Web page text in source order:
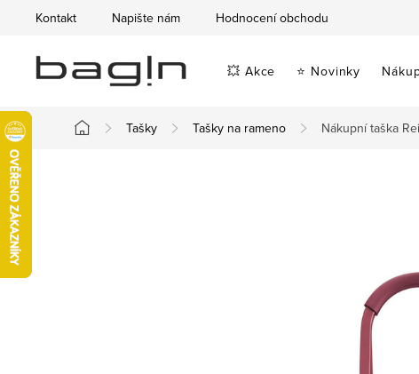
obsah
Kontakt Napište nám Hodnocení obchodu
💥 Akce ⭐ Novinky
Domů
Tašky Tašky na rameno Nákupní taška